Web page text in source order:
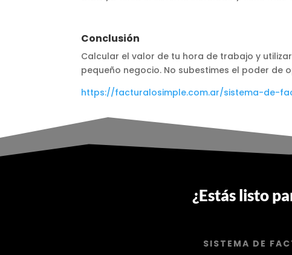
Conclusión
Calcular el valor de tu hora de trabajo y
pequeño negocio. No subestimes el poder de
https://facturalosimple.com.ar/sistema-de-
¿Estás listo
SISTEMA DE